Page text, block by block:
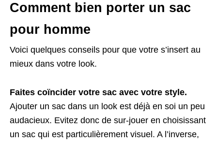
Comment bien porter un sac
pour homme
Voici quelques conseils pour que votre s’insert au
mieux dans votre look.
Faites coïncider votre sac avec votre style.
Ajouter un sac dans un look est déjà en soi un peu
audacieux. Evitez donc de sur-jouer en choisissant
un sac qui est particulièrement visuel. A l’inverse,